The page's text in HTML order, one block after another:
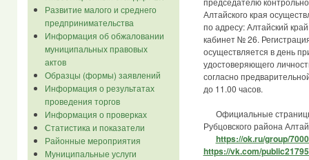
Развитие малого и среднего
предпринимательства
Информация об обжаловании
муниципальных правовых
актов
Образцы (формы) заявлений
Информация о результатах
проведения торгов
Информация о проверках
Статистика и показатели
Районные мероприятия
Муниципальные услуги
Алтайского края
по адресу: Алтайский
кабинет № 26.
осуществляется в день
удостоверяющего
согласно
до 11.00 часов.
Официальные
Рубцовского района
https://ok.ru/group/
https://vk.com/